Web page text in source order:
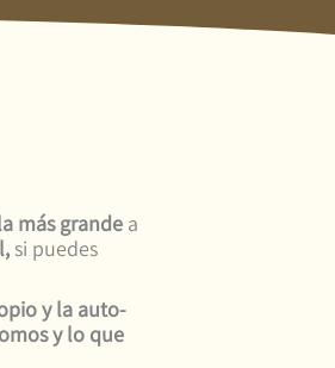
más grande a
si puedes
y la auto-
y lo que